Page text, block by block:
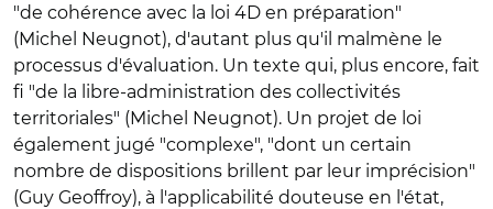
"de cohérence avec la loi 4D en préparation"
(Michel Neugnot), d'autant plus qu'il malmène le
processus d'évaluation. Un texte qui, plus encore, fait
fi "de la libre-administration des collectivités
territoriales" (Michel Neugnot). Un projet de loi
également jugé "complexe", "dont un certain
nombre de dispositions brillent par leur imprécision"
(Guy Geoffroy), à l'applicabilité douteuse en l'état,